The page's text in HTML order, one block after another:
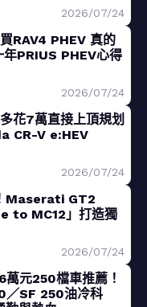
2026/07/24
RAV4 PHEV 真的
PRIUS PHEV心得
2026/07/24
花7萬直接上頂規划
CR-V e:HEV
2026/07/24
Maserati GT2
to MC12」打造獨
2026/07/24
萬元250檔車推薦！
SF 250油冷科